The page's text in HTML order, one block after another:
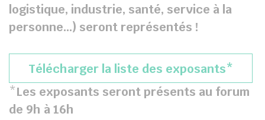
logistique, industrie, santé, service à la
personne…) seront représentés !
Télécharger la liste des exposants*
*Les exposants seront présents au forum
de 9h à 16h